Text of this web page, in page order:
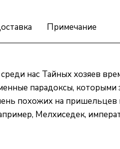
Примечание
нас Тайных хозяев
парадоксы, которыми
похожих на
Мелхиседек,